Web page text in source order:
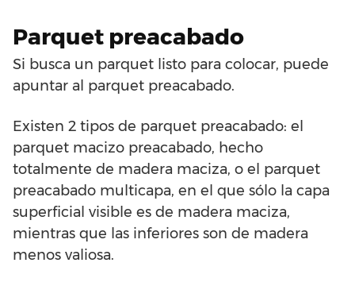
Parquet preacabado
Si busca un parquet listo para colocar, puede
apuntar al parquet preacabado.
Existen 2 tipos de parquet preacabado: el
parquet macizo preacabado, hecho
totalmente de madera maciza, o el parquet
preacabado multicapa, en el que sólo la capa
superficial visible es de madera maciza,
mientras que las inferiores son de madera
menos valiosa.